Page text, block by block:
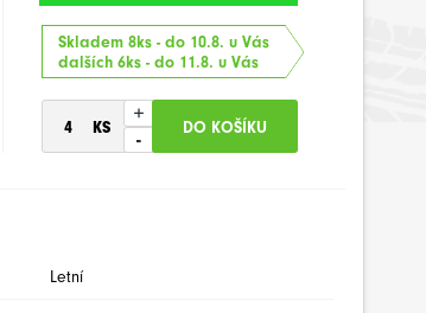
Skladem 8ks - do 10.8. u Vás
dalších 6ks - do 11.8. u Vás
+
-
Letní